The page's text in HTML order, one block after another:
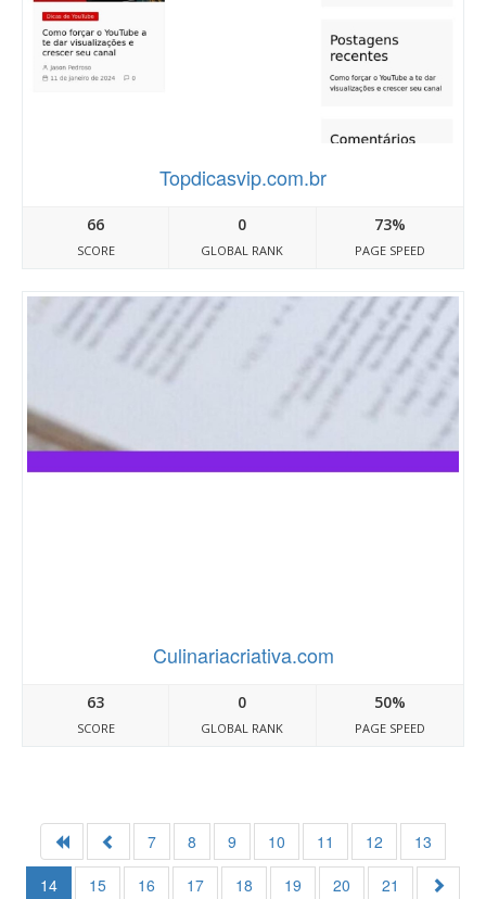
Topdicasvip.com.br
66
SCORE
0
GLOBAL RANK
73%
PAGE SPEED
Culinariacriativa.com
63
SCORE
0
GLOBAL RANK
50%
PAGE SPEED
7 8 9 10 11 12
13
14
15 16 17 18 19 20 21